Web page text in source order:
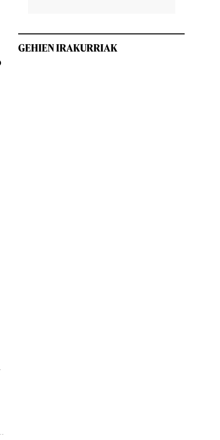
GEHIEN IRAKURRIAK